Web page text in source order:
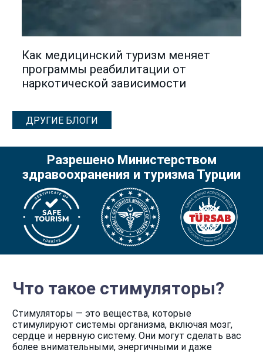
Как медицинский туризм меняет
программы реабилитации от
наркотической зависимости
ДРУГИЕ БЛОГИ
Разрешено Министерством
здравоохранения и туризма Турции
Что такое стимуляторы?
Стимуляторы — это вещества, которые
стимулируют системы организма, включая мозг,
сердце и нервную систему. Они могут сделать вас
более внимательными, энергичными и даже